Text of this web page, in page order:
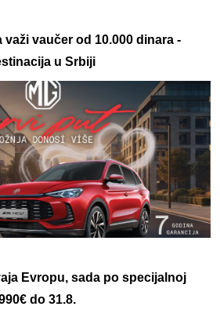
važi vaučer od 10.000 dinara -
u Srbiji
Evropu, sada po specijalnoj
do 31.8.